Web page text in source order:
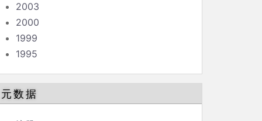
2003
2000
1999
1995
元数据